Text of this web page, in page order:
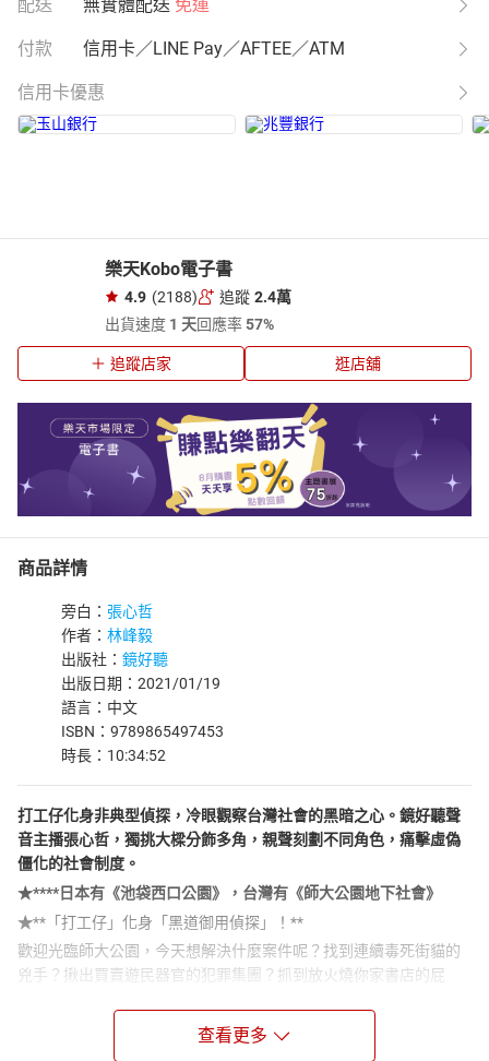
配送 無實體配送 免運
付款 信用卡／LINE Pay／AFTEE／ATM
信用卡優惠
樂天Kobo電子書
4.9 (2188) 追蹤 2.4萬
出貨速度 1 天回應率57%
追蹤店家 逛店舖
商品詳情
旁白： 張心哲
作者： 林峰毅
出版社： 鏡好聽
出版日期：2021/01/19
語言：中文
ISBN：9789865497453
時長：10:34:52
打工仔化身非典型偵探，冷眼觀察台灣社會的黑暗之心。鏡好聽聲
音主播張心哲，獨挑大樑分飾多角，親聲刻劃不同角色，痛擊虛偽
僵化的社會制度。
★****日本有《池袋西口公園》，台灣有《師大公園地下社會》
★**「打工仔」化身「黑道御用偵探」！**
歡迎光臨師大公園，今天想解決什麼案件呢？找到連續毒死街貓的
兇手？揪出買賣遊民器官的犯罪集團？抓到放火燒你家書店的屁
每個地方都有自己的規矩，師大街頭也不例外。那裡，有句話是這
查看更多